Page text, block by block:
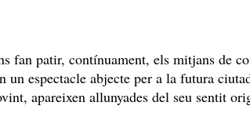
fan patir, contínuament, els mitjans de
espectacle abjecte per a la futura
apareixen allunyades del seu sentit